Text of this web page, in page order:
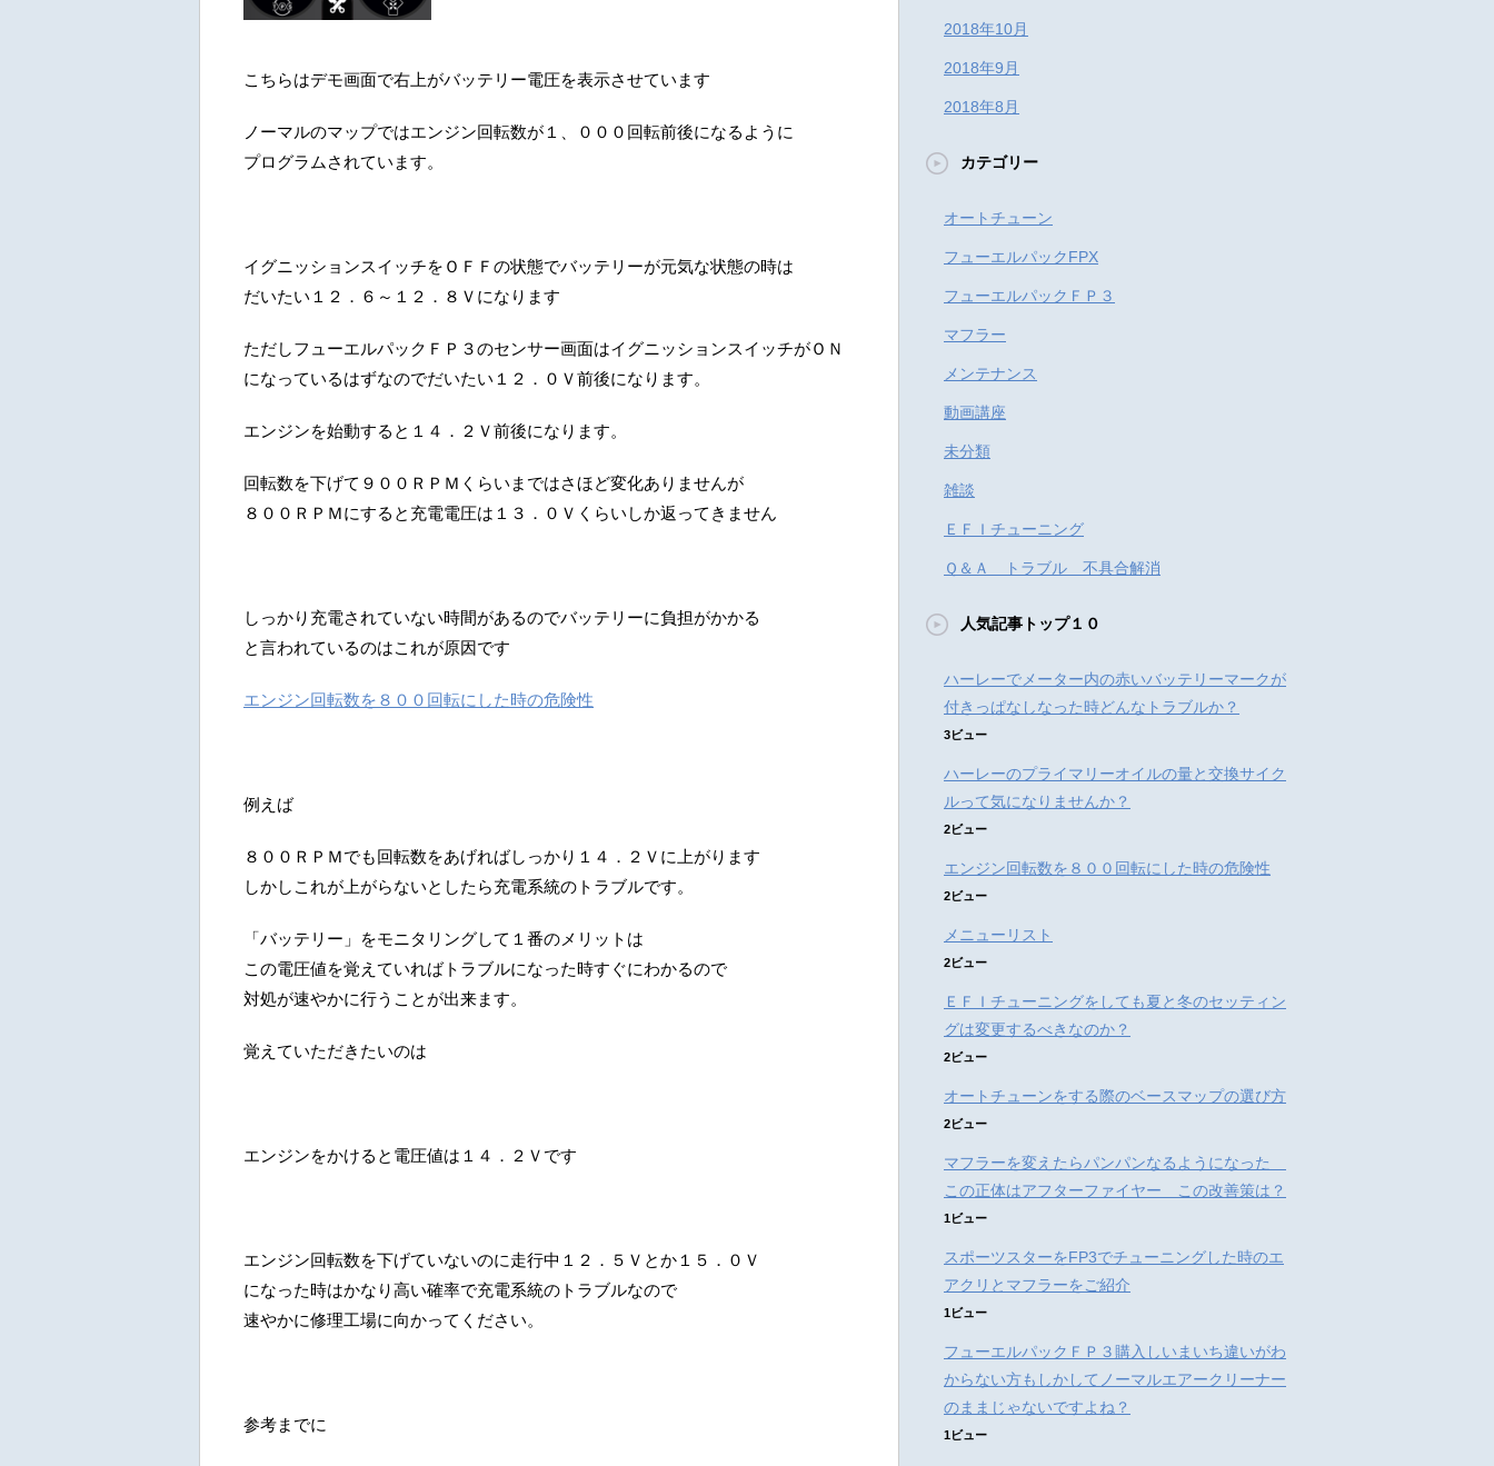
こちらはデモ画面で右上がバッテリー電圧を表示させています
ノーマルのマップではエンジン回転数が１、０００回転前後になるように
プログラムされています。
イグニッションスイッチをＯＦＦの状態でバッテリーが元気な状態の時は
だいたい１２．６～１２．８Ｖになります
ただしフューエルパックＦＰ３のセンサー画面はイグニッションスイッチがＯＮ
になっているはずなのでだいたい１２．０Ｖ前後になります。
エンジンを始動すると１４．２Ｖ前後になります。
回転数を下げて９００ＲＰＭくらいまではさほど変化ありませんが
８００ＲＰＭにすると充電電圧は１３．０Ｖくらいしか返ってきません
しっかり充電されていない時間があるのでバッテリーに負担がかかる
と言われているのはこれが原因です
エンジン回転数を８００回転にした時の危険性
例えば
８００ＲＰＭでも回転数をあげればしっかり１４．２Ｖに上がります
しかしこれが上がらないとしたら充電系統のトラブルです。
「バッテリー」をモニタリングして１番のメリットは
この電圧値を覚えていればトラブルになった時すぐにわかるので
対処が速やかに行うことが出来ます。
覚えていただきたいのは
エンジンをかけると電圧値は１４．２Ｖです
エンジン回転数を下げていないのに走行中１２．５Ｖとか１５．０Ｖ
になった時はかなり高い確率で充電系統のトラブルなので
速やかに修理工場に向かってください。
参考までに
2018年10月
2018年9月
2018年8月
カテゴリー
オートチューン
フューエルパックFPX
フューエルパックＦＰ３
マフラー
メンテナンス
動画講座
未分類
雑談
ＥＦＩチューニング
Ｑ＆Ａ トラブル 不具合解消
人気記事トップ１０
ハーレーでメーター内の赤いバッテリーマークが
付きっぱなしなった時どんなトラブルか？
3ビュー
ハーレーのプライマリーオイルの量と交換サイク
ルって気になりませんか？
2ビュー
エンジン回転数を８００回転にした時の危険性
2ビュー
メニューリスト
2ビュー
ＥＦＩチューニングをしても夏と冬のセッティン
グは変更するべきなのか？
2ビュー
オートチューンをする際のベースマップの選び方
2ビュー
マフラーを変えたらパンパンなるようになった
この正体はアフターファイヤー この改善策は？
1ビュー
スポーツスターをFP3でチューニングした時のエ
アクリとマフラーをご紹介
1ビュー
フューエルパックＦＰ３購入しいまいち違いがわ
からない方もしかしてノーマルエアークリーナー
のままじゃないですよね？
1ビュー